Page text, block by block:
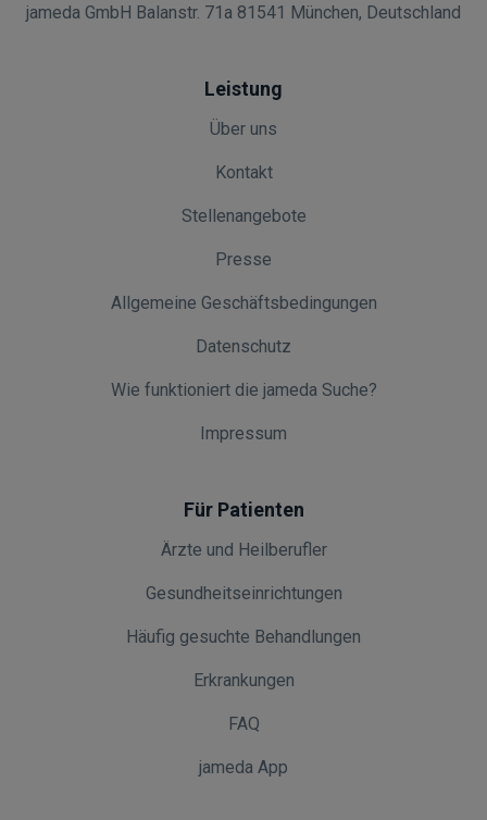
jameda GmbH Balanstr. 71a 81541 München, Deutschland
Leistung
Über uns
Kontakt
Stellenangebote
Presse
Allgemeine Geschäftsbedingungen
Datenschutz
Wie funktioniert die jameda Suche?
Impressum
Für Patienten
Ärzte und Heilberufler
Gesundheitseinrichtungen
Häufig gesuchte Behandlungen
Erkrankungen
FAQ
jameda App